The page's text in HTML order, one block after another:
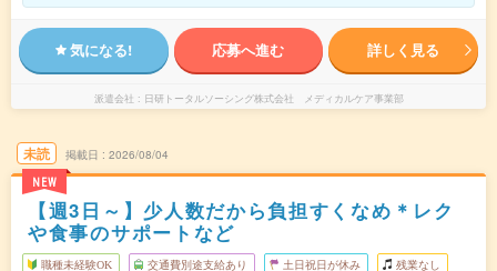
気になる! 応募へ進む 詳しく見る
派遣会社 日研トータルソーシング株式会社 メディカルケア事業部
未読
NEW
掲載日 2026/08/04
【週3日～】少人数だから負担すくなめ＊レク
や食事のサポートなど
職種未経験OK 交通費別途支給あり 土日祝日が休み 残業なし